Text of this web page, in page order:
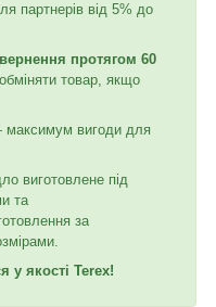
партнерів від 5% до
протягом 60
товар, якщо
вигоди для
виготовлене під
та
за
у якості Terex!